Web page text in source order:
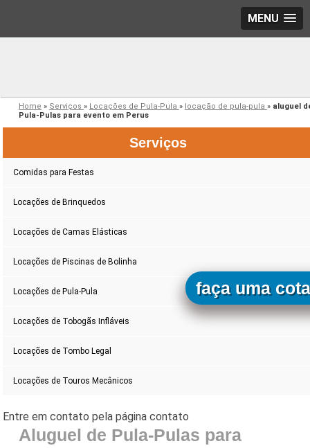
MENU
Home » Serviços » Locações de Pula-Pula » locação de pula-pula » aluguel
Pula-Pulas para evento em Perus
Serviços
Comidas para Festas
Locações de Brinquedos
Locações de Camas Elásticas
Locações de Piscinas de Bolinha
Locações de Pula-Pula
Locações de Tobogãs Infláveis
Locações de Tombo Legal
Locações de Touros Mecânicos
Aluguel de Pula-Pulas para
faça uma